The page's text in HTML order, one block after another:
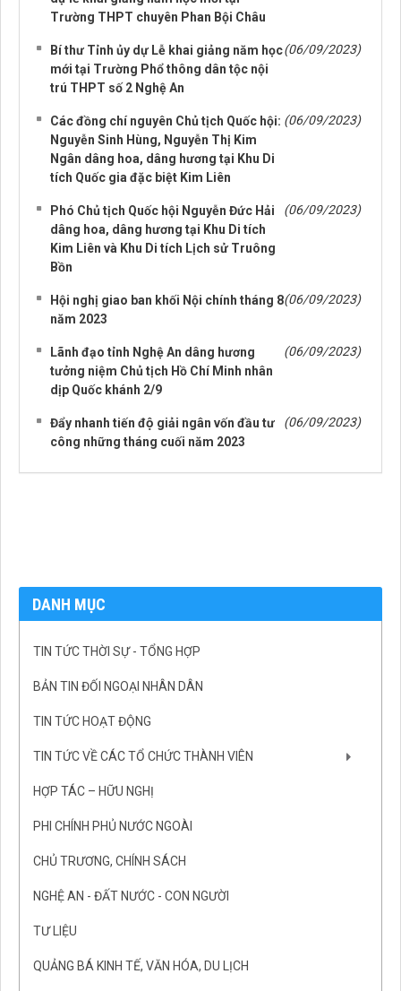
Trường THPT chuyên Phan Bội Châu
Bí thư Tỉnh ủy dự Lễ khai giảng năm học
mới tại Trường Phổ thông dân tộc nội
trú THPT số 2 Nghệ An
(06/09/2023)
Các đồng chí nguyên Chủ tịch Quốc hội:
Nguyễn Sinh Hùng, Nguyễn Thị Kim
Ngân dâng hoa, dâng hương tại Khu Di
tích Quốc gia đặc biệt Kim Liên
(06/09/2023)
Phó Chủ tịch Quốc hội Nguyễn Đức Hải
dâng hoa, dâng hương tại Khu Di tích
Kim Liên và Khu Di tích Lịch sử Truông
Bồn
(06/09/2023)
Hội nghị giao ban khối Nội chính tháng 8
năm 2023
(06/09/2023)
Lãnh đạo tỉnh Nghệ An dâng hương
tưởng niệm Chủ tịch Hồ Chí Minh nhân
dịp Quốc khánh 2/9
(06/09/2023)
Đẩy nhanh tiến độ giải ngân vốn đầu tư
công những tháng cuối năm 2023
(06/09/2023)
DANH MỤC
TIN TỨC THỜI SỰ - TỔNG HỢP
BẢN TIN ĐỐI NGOẠI NHÂN DÂN
TIN TỨC HOẠT ĐỘNG
TIN TỨC VỀ CÁC TỔ CHỨC THÀNH VIÊN
HỢP TÁC – HỮU NGHỊ
PHI CHÍNH PHỦ NƯỚC NGOÀI
CHỦ TRƯƠNG, CHÍNH SÁCH
NGHỆ AN - ĐẤT NƯỚC - CON NGƯỜI
TƯ LIỆU
QUẢNG BÁ KINH TẾ, VĂN HÓA, DU LỊCH